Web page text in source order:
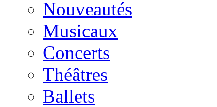
Nouveautés
Musicaux
Concerts
Théâtres
Ballets